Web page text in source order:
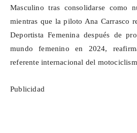
Masculino tras consolidarse como
mientras que la piloto Ana Carrasco
Deportista Femenina después de
mundo femenino en 2024,
referente internacional del
Publicidad